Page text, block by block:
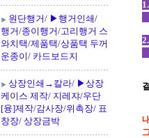
원단행거/ ▶행거인쇄/
행거/종이행거/고리행거 스
와치택/제품택/상품택 두꺼
운종이/ 카드보드지
상장인쇄→칼라/ ▶상장
케이스 제작/ 지레쟈/우단
[융]제작/감사장/위촉장/ 표
창장/ 상장금박